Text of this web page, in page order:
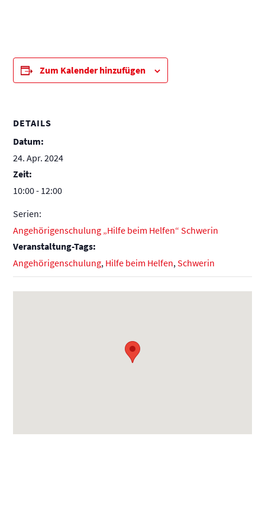
Zum Kalender hinzufügen
DETAILS
Datum:
24. Apr. 2024
Zeit:
10:00 - 12:00
Serien:
Angehörigenschulung „Hilfe beim Helfen“ Schwerin
Veranstaltung-Tags:
Angehörigenschulung, Hilfe beim Helfen,Schwerin